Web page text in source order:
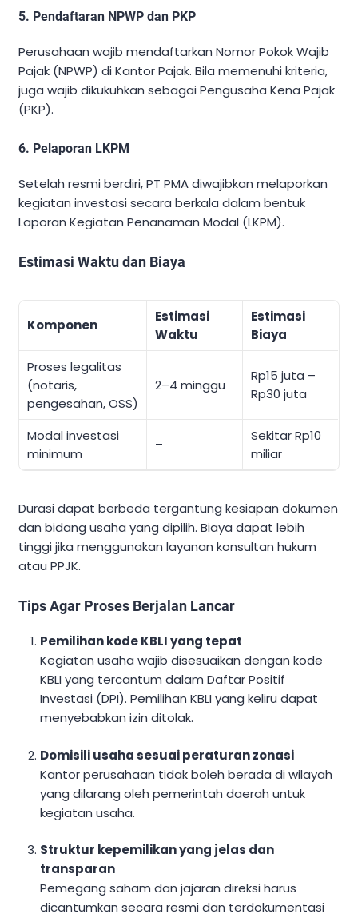
5. Pendaftaran NPWP dan PKP
Perusahaan wajib mendaftarkan Nomor Pokok Wajib
Pajak (NPWP) di Kantor Pajak. Bila memenuhi kriteria,
juga wajib dikukuhkan sebagai Pengusaha Kena Pajak
(PKP).
6. Pelaporan LKPM
Setelah resmi berdiri, PT PMA diwajibkan melaporkan
kegiatan investasi secara berkala dalam bentuk
Laporan Kegiatan Penanaman Modal (LKPM).
Estimasi Waktu dan Biaya
Komponen
Estimasi
Waktu
Estimasi
Biaya
Proses legalitas
(notaris,
pengesahan, OSS)
2–4 minggu
Rp15 juta –
Rp30 juta
Modal investasi
minimum
–
Sekitar Rp10
miliar
Durasi dapat berbeda tergantung kesiapan dokumen
dan bidang usaha yang dipilih. Biaya dapat lebih
tinggi jika menggunakan layanan konsultan hukum
atau PPJK.
Tips Agar Proses Berjalan Lancar
Pemilihan kode KBLI yang tepat
Kegiatan usaha wajib disesuaikan dengan kode
KBLI yang tercantum dalam Daftar Positif
Investasi (DPI). Pemilihan KBLI yang keliru dapat
menyebabkan izin ditolak.
Domisili usaha sesuai peraturan zonasi
Kantor perusahaan tidak boleh berada di wilayah
yang dilarang oleh pemerintah daerah untuk
kegiatan usaha.
Struktur kepemilikan yang jelas dan
transparan
Pemegang saham dan jajaran direksi harus
dicantumkan secara resmi dan terdokumentasi